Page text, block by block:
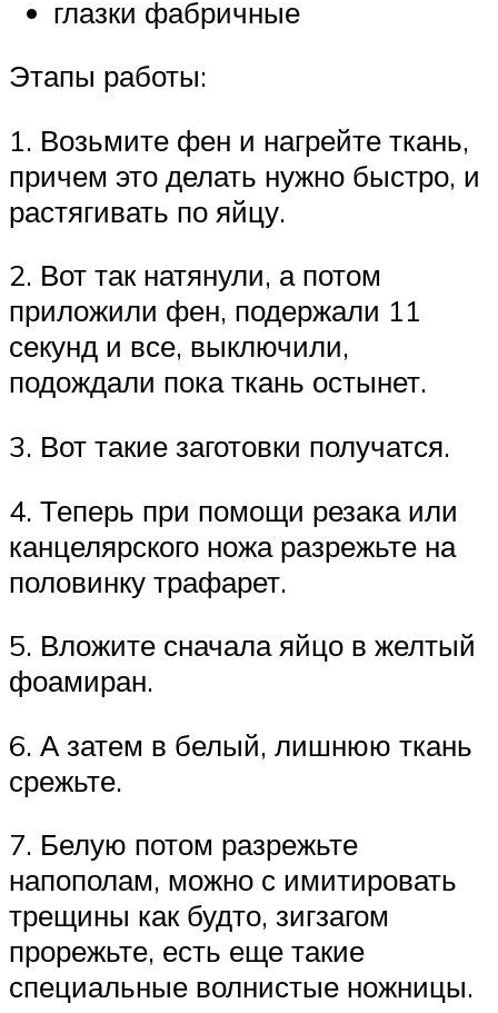
глазки фабричные
Этапы работы:
1. Возьмите фен и нагрейте ткань,
причем это делать нужно быстро, и
растягивать по яйцу.
2. Вот так натянули, а потом
приложили фен, подержали 11
секунд и все, выключили,
подождали пока ткань остынет.
3. Вот такие заготовки получатся.
4. Теперь при помощи резака или
канцелярского ножа разрежьте на
половинку трафарет.
5. Вложите сначала яйцо в желтый
фоамиран.
6. А затем в белый, лишнюю ткань
срежьте.
7. Белую потом разрежьте
напополам, можно с имитировать
трещины как будто, зигзагом
прорежьте, есть еще такие
специальные волнистые ножницы.